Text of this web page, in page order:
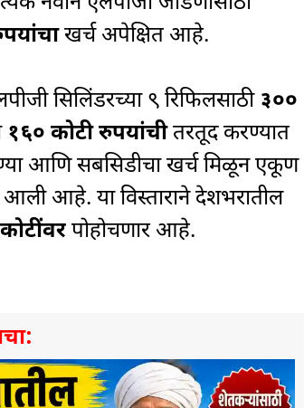
खर्च अपेक्षित आहे.
सिलिंडरच्या ९ रिफिलसाठी ३००
१६० कोटी रुपयांचीतरतूद करण्यात
आणि सबसिडीचा खर्च मिळून एकूण
आहे. या विस्ताराने देशभरातील
पोहोचणार आहे.